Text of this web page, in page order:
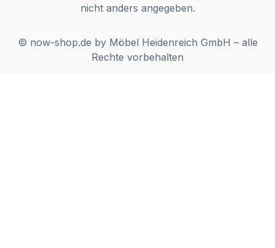
nicht anders angegeben.
© now-shop.de by Möbel Heidenreich GmbH – alle
Rechte vorbehalten